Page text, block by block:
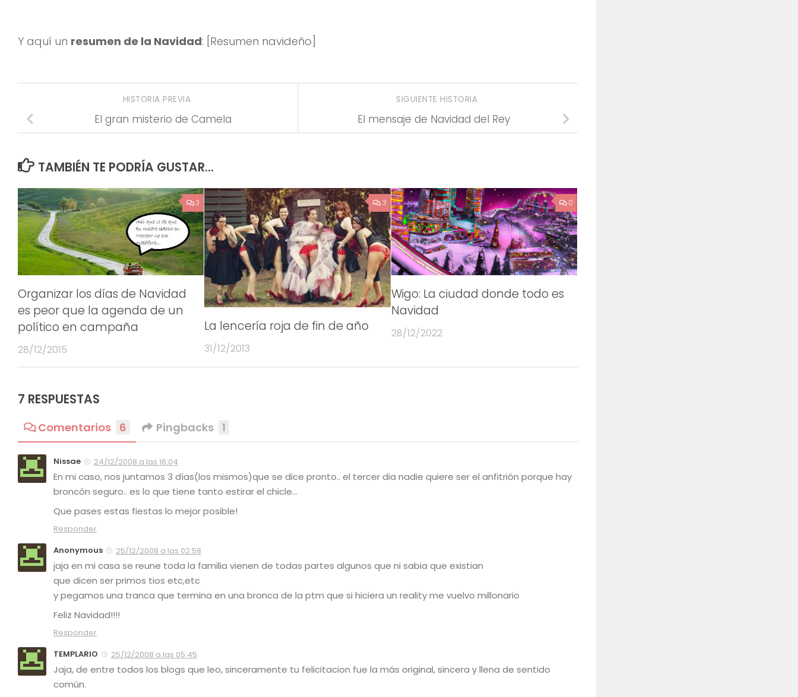
Y aquí un resumen de la Navidad: [Resumen navideño]
SIGUIENTE HISTORIA
El mensaje de Navidad del Rey
HISTORIA PREVIA
El gran misterio de Camela
TAMBIÉN TE PODRÍA GUSTAR...
3
Organizar los días de Navidad
es peor que la agenda de un
político en campaña
28/12/2015
3
La lencería roja de fin de año
31/12/2013
0
Wigo: La ciudad donde todo es
Navidad
28/12/2022
7 RESPUESTAS
Comentarios 6 Pingbacks 1
Nissae 24/12/2008 a las 16:04
En mi caso, nos juntamos 3 días(los mismos)que se dice pronto.. el tercer dia nadie quiere ser el anfitrión porque hay
broncón seguro.. es lo que tiene tanto estirar el chicle…
Que pases estas fiestas lo mejor posible!
Responder
Anonymous
25/12/2008 a las 02:58
jaja en mi casa se reune toda la familia vienen de todas partes algunos que ni sabia que existian
que dicen ser primos tios etc,etc
y pegamos una tranca que termina en una bronca de la ptm que si hiciera un reality me vuelvo millonario
Feliz Navidad!!!!
Responder
TEMPLARIO
25/12/2008 a las 05:45
Jaja, de entre todos los blogs que leo, sinceramente tu felicitacion fue la más original, sincera y llena de sentido
común.